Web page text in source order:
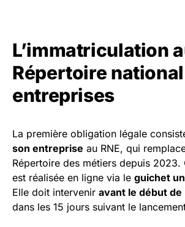
L’immatriculation
Répertoire
entreprises
La première obligation légale
son entreprise au RNE, qui
Répertoire des métiers depuis
est réalisée en ligne via le guichet
Elle doit intervenir avant le début de
dans les 15 jours suivant le